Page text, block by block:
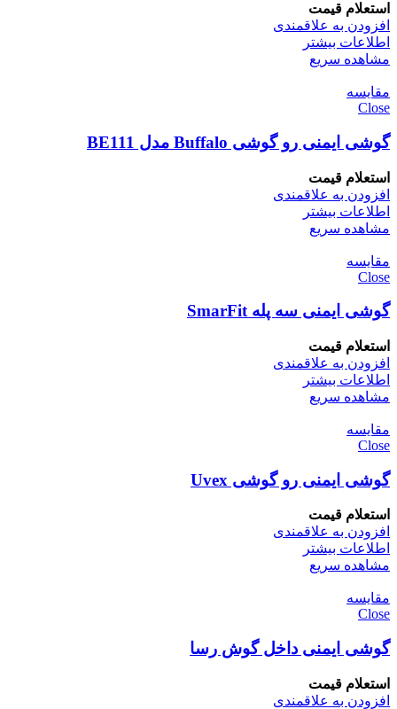
استعلام قیمت
افزودن به علاقمندی
اطلاعات بیشتر
مشاهده سریع
مقایسه
Close
گوشی ایمنی رو گوشی Buffalo مدل BE111
استعلام قیمت
افزودن به علاقمندی
اطلاعات بیشتر
مشاهده سریع
مقایسه
Close
گوشی ایمنی سه پله SmarFit
استعلام قیمت
افزودن به علاقمندی
اطلاعات بیشتر
مشاهده سریع
مقایسه
Close
گوشی ایمنی رو گوشی Uvex
استعلام قیمت
افزودن به علاقمندی
اطلاعات بیشتر
مشاهده سریع
مقایسه
Close
گوشی ایمنی داخل گوش رسا
استعلام قیمت
افزودن به علاقمندی